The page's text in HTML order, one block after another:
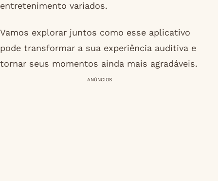
entretenimento variados.
Vamos explorar juntos como esse aplicativo
pode transformar a sua experiência auditiva e
tornar seus momentos ainda mais agradáveis.
ANÚNCIOS